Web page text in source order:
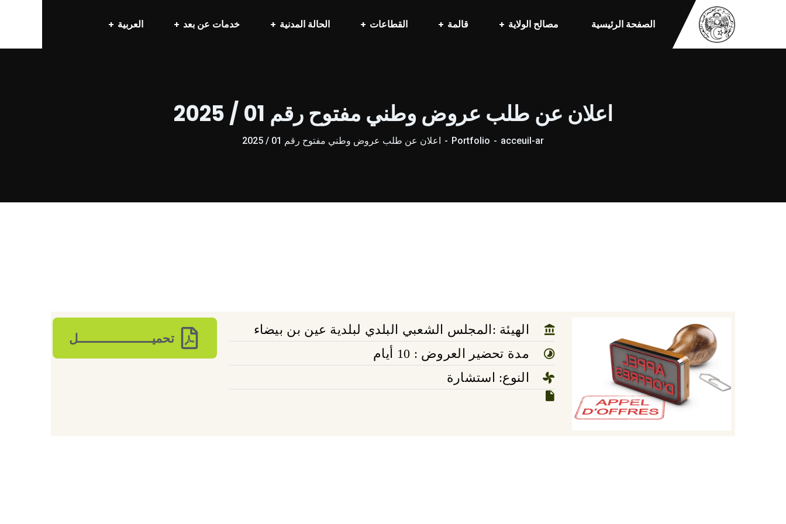
الصفحة الرئيسية مصالح الولاية قالمة القطاعات الحالة المدنية خدمات عن بعد العربية
اعلان عن طلب عروض وطني مفتوح رقم 01 / 2025
acceuil-ar
Portfolio اعلان عن طلب عروض وطني مفتوح رقم 01 / 2025
الهيئة :المجلس الشعبي البلدي لبلدية عين بن بيضاء
مدة تحضير العروض : 10 أيام
النوع: استشارة
تحميـــــــــــــــــــــل